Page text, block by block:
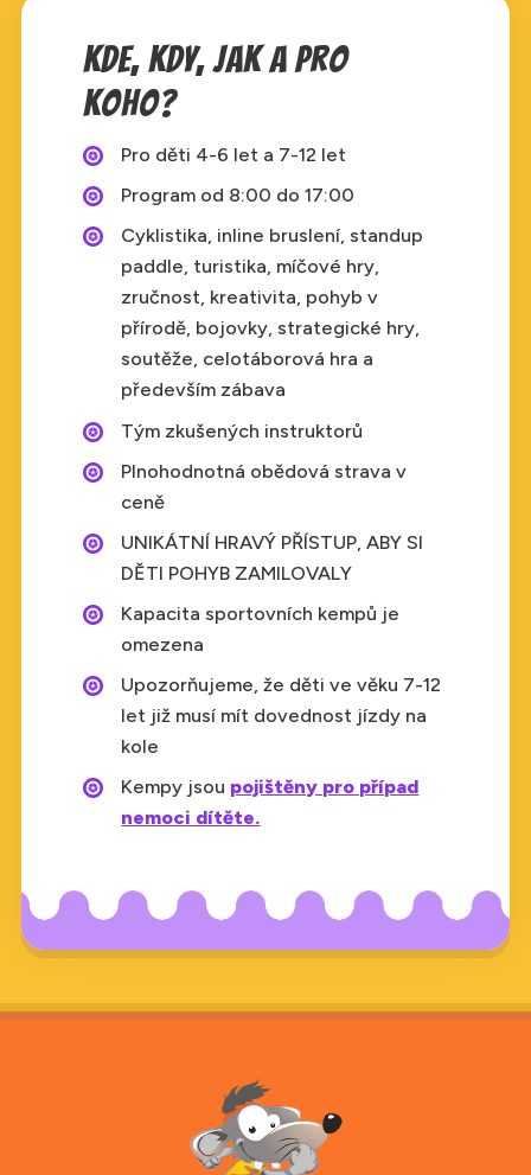
Kde, kdy, jak a pro
koho?
Pro děti 4-6 let a 7-12 let
Program od 8:00 do 17:00
Cyklistika, inline bruslení, standup
paddle, turistika, míčové hry,
zručnost, kreativita, pohyb v
přírodě, bojovky, strategické hry,
soutěže, celotáborová hra a
především zábava
Tým zkušených instruktorů
Plnohodnotná obědová strava v
ceně
UNIKÁTNÍ HRAVÝ PŘÍSTUP, ABY SI
DĚTI POHYB ZAMILOVALY
Kapacita sportovních kempů je
omezena
Upozorňujeme, že děti ve věku 7-12
let již musí mít dovednost jízdy na
kole
Kempy jsou pojištěny pro případ
nemoci dítěte.